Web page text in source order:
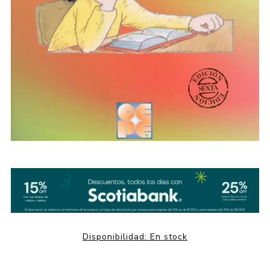
Disponibilidad: En stock